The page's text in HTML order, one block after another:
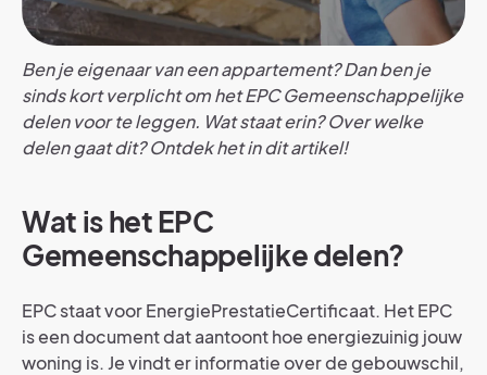
Ben je eigenaar van een appartement? Dan ben je
sinds kort verplicht om het EPC Gemeenschappelijke
delen voor te leggen. Wat staat erin? Over welke
delen gaat dit? Ontdek het in dit artikel!
Wat is het EPC
Gemeenschappelijke delen?
EPC staat voor EnergiePrestatieCertificaat. Het EPC
is een document dat aantoont hoe energiezuinig jouw
woning is. Je vindt er informatie over de gebouwschil,